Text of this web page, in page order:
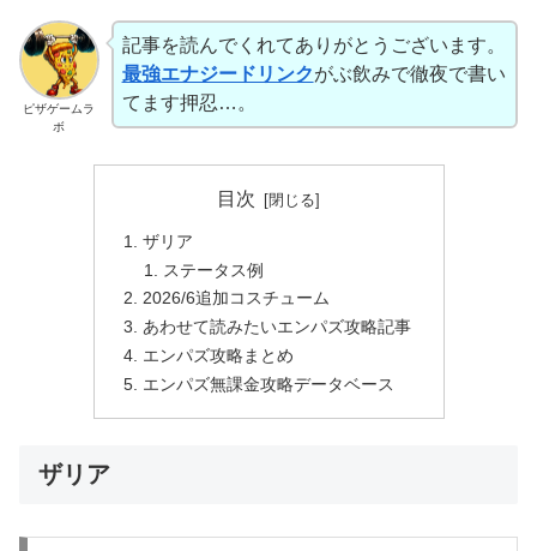
ピザゲームラ
ボ
記事を読んでくれてありがとうございます。
最強エナジードリンクがぶ飲みで徹夜で書い
てます押忍…。
目次
ザリア
ステータス例
2026/6追加コスチューム
あわせて読みたいエンパズ攻略記事
エンパズ攻略まとめ
エンパズ無課金攻略データベース
ザリア